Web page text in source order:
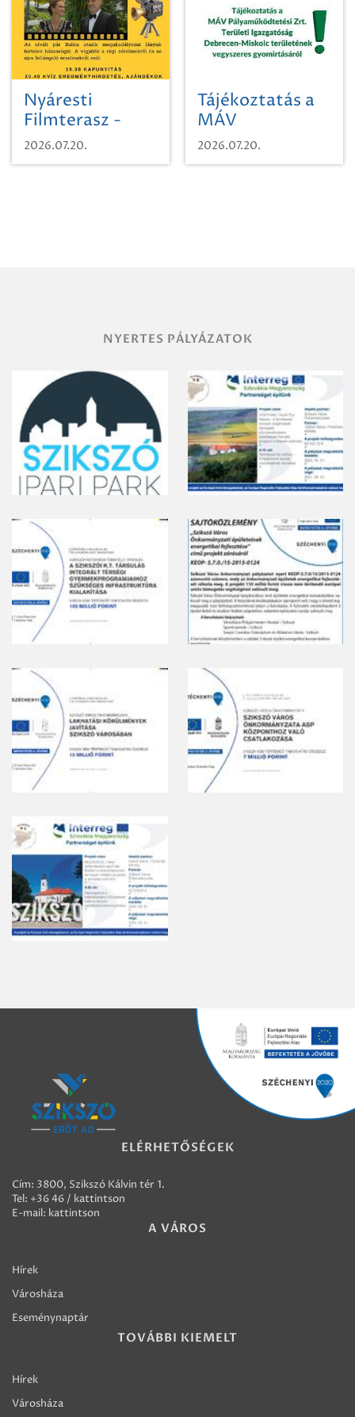
Nyáresti
Filmterasz -
Beugró a
Paradicsomba
2026.07.20.
Tájékoztatás a
MÁV
Pályaműködtetési
Zrt. Területi
2026.07.20.
NYERTES PÁLYÁZATOK
ELÉRHETŐSÉGEK
Cím: 3800, Szikszó Kálvin tér 1.
Tel: +36 46 / kattintson
E-mail: kattintson
A VÁROS
Hírek
Városháza
Eseménynaptár
TOVÁBBI KIEMELT
Hírek
Városháza